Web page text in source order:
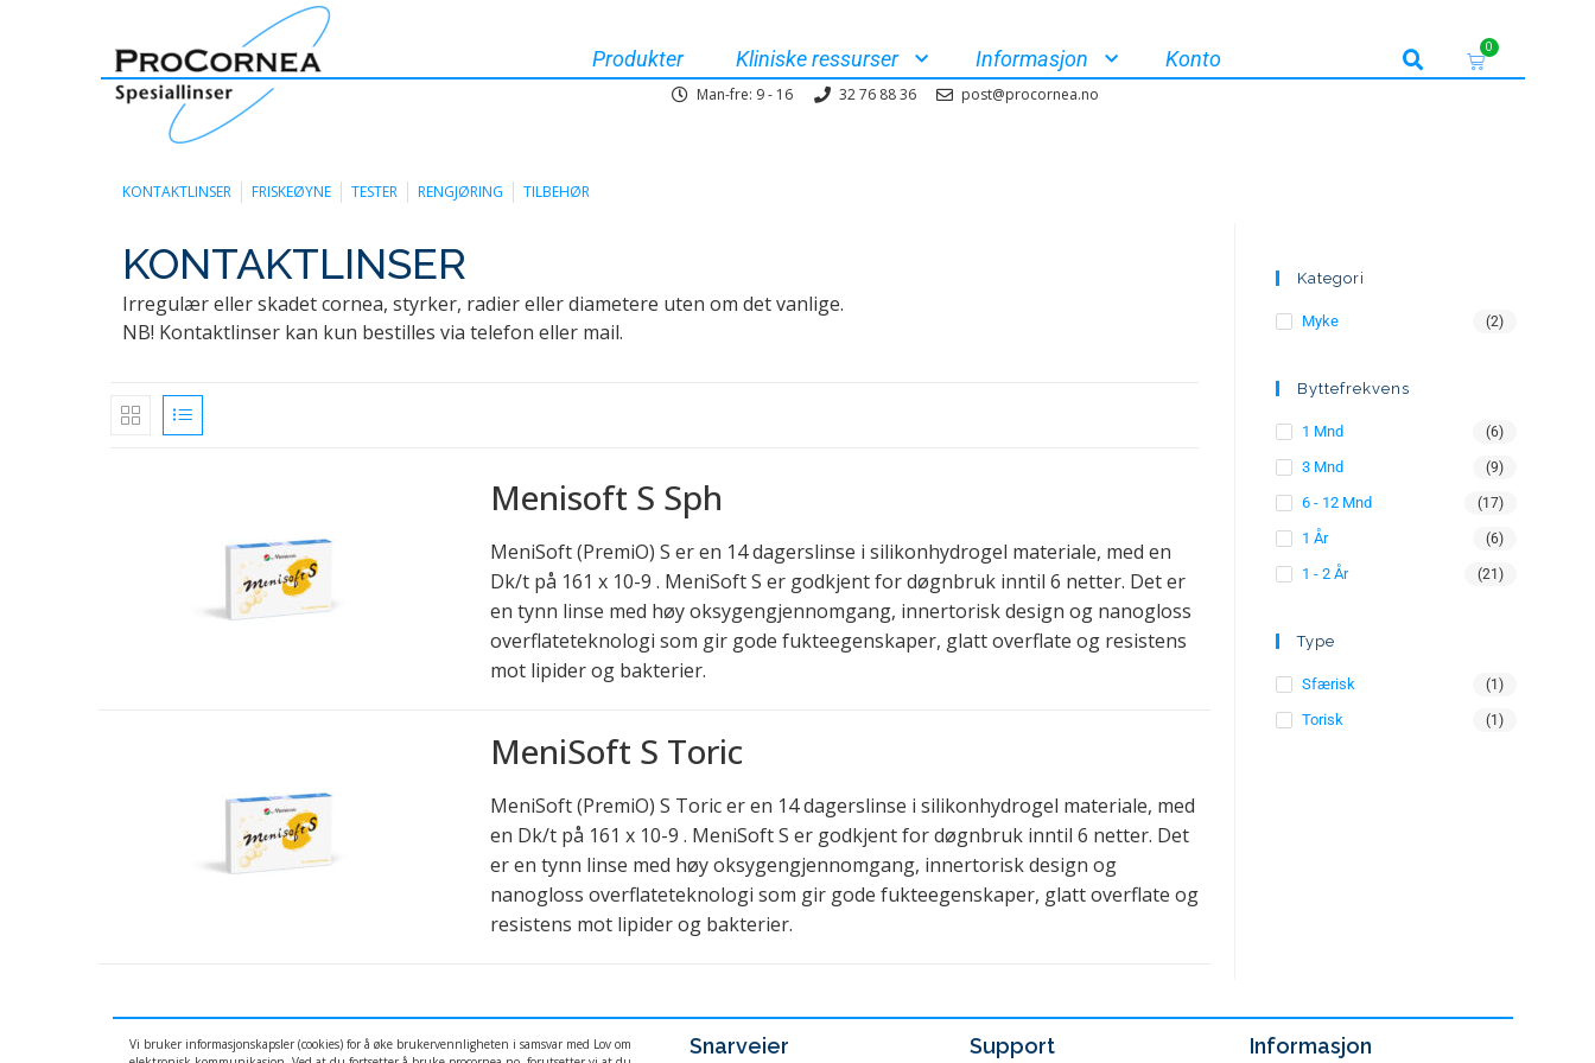
Produkter Kliniske ressurser Informasjon Konto 0
Man-fre: 9 - 16 32 76 88 36 post@procornea.no
KONTAKTLINSER FRISKEØYNE TESTER RENGJØRING TILBEHØR
KONTAKTLINSER
Irregulær eller skadet cornea, styrker, radier eller diametere uten om det vanlige.
NB! Kontaktlinser kan kun bestilles via telefon eller mail.
Menisoft S Sph
MeniSoft (PremiO) S er en 14 dagerslinse i silikonhydrogel materiale, med en
Dk/t på 161 x 10-9 . MeniSoft S er godkjent for døgnbruk inntil 6 netter. Det er
en tynn linse med høy oksygengjennomgang, innertorisk design og nanogloss
overflateteknologi som gir gode fukteegenskaper, glatt overflate og resistens
mot lipider og bakterier.
MeniSoft S Toric
MeniSoft (PremiO) S Toric er en 14 dagerslinse i silikonhydrogel materiale, med
en Dk/t på 161 x 10-9 . MeniSoft S er godkjent for døgnbruk inntil 6 netter. Det
er en tynn linse med høy oksygengjennomgang, innertorisk design og
nanogloss overflateteknologi som gir gode fukteegenskaper, glatt overflate og
resistens mot lipider og bakterier.
Kategori
Myke (2)
Byttefrekvens
1 Mnd (6)
3 Mnd (9)
6 - 12 Mnd (17)
1 År (6)
1 - 2 År (21)
Type
Sfærisk (1)
Torisk (1)
Vi bruker informasjonskapsler (cookies) for å øke brukervennligheten i samsvar med Lov om
Snarveier Support Informasjon